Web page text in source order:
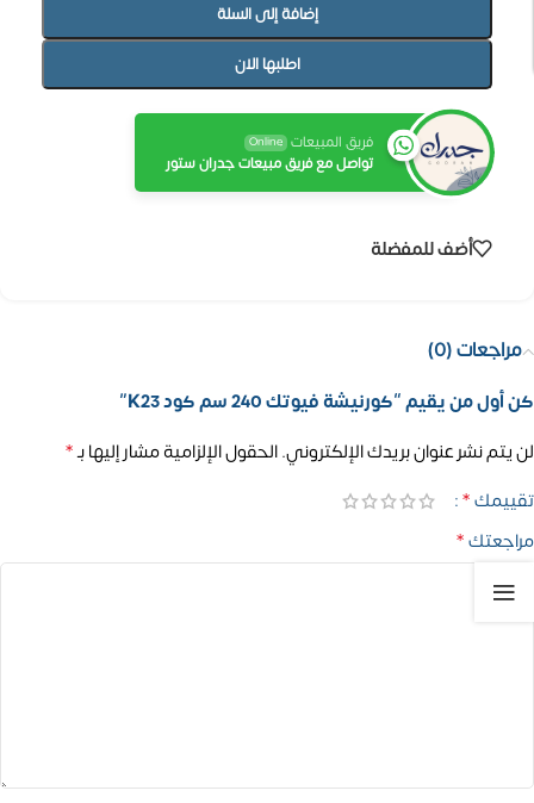
إضافة إلى السلة
اطلبها الان
فريق المبيعات Online
تواصل مع فريق مبيعات جدران ستور
أضف للمفضلة
مراجعات (0)
كن أول من يقيم “كورنيشة فيوتك 240 سم كود K23”
لن يتم نشر عنوان بريدك الإلكتروني.الحقول الإلزامية مشار إليها بـ*
تقييمك*
مراجعتك*